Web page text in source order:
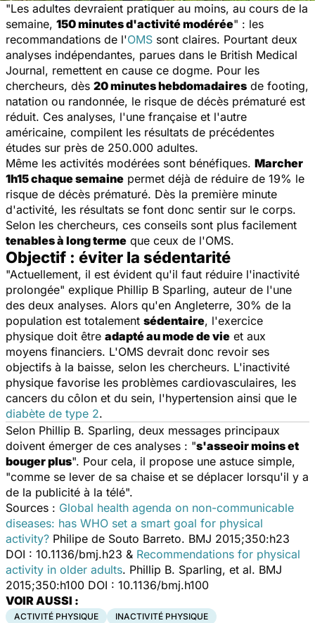
"Les adultes devraient pratiquer au moins, au cours de la
semaine, 150 minutes d'activité modérée" : les
recommandations de l'OMS sont claires. Pourtant deux
analyses indépendantes, parues dans le British Medical
Journal, remettent en cause ce dogme. Pour les
chercheurs, dès 20 minutes hebdomadaires de footing,
natation ou randonnée, le risque de décès prématuré est
réduit. Ces analyses, l'une française et l'autre
américaine, compilent les résultats de précédentes
études sur près de 250.000 adultes.
Même les activités modérées sont bénéfiques. Marcher
1h15 chaque semaine permet déjà de réduire de 19% le
risque de décès prématuré. Dès la première minute
d'activité, les résultats se font donc sentir sur le corps.
Selon les chercheurs, ces conseils sont plus facilement
tenables à long terme que ceux de l'OMS.
Objectif : éviter la sédentarité
"Actuellement, il est évident qu'il faut réduire l'inactivité
prolongée" explique Phillip B Sparling, auteur de l'une
des deux analyses. Alors qu'en Angleterre, 30% de la
population est totalement sédentaire, l'exercice
physique doit être adapté au mode de vie et aux
moyens financiers. L'OMS devrait donc revoir ses
objectifs à la baisse, selon les chercheurs. L'inactivité
physique favorise les problèmes cardiovasculaires, les
cancers du côlon et du sein, l'hypertension ainsi que le
diabète de type 2.
Selon Phillip B. Sparling, deux messages principaux
doivent émerger de ces analyses : "s'asseoir moins et
bouger plus". Pour cela, il propose une astuce simple,
"comme se lever de sa chaise et se déplacer lorsqu'il y a
de la publicité à la télé".
Sources : Global health agenda on non-communicable
diseases: has WHO set a smart goal for physical
activity? Philipe de Souto Barreto. BMJ 2015;350:h23
DOI : 10.1136/bmj.h23 & Recommendations for physical
activity in older adults. Phillip B. Sparling, et al. BMJ
2015;350:h100 DOI : 10.1136/bmj.h100
VOIR AUSSI :
ACTIVITÉ PHYSIQUE
INACTIVITÉ PHYSIQUE